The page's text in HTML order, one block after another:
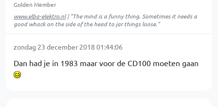
Golden Member
www.elba-elektro.nl| "The mind is a funny thing. Sometimes it needs a
good whack on the side of the head to jar things loose."
zondag 23 december 2018 01:44:06
Dan had je in 1983 maar voor de CD100 moeten gaan